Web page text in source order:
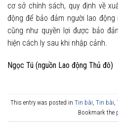
cơ sở chính sách, quy định về
động để bảo đảm người lao
cũng như quyền lợi được bảo
hiện cách ly sau khi nhập cảnh.
Ngọc Tú (nguồn Lao động Thủ đô)
This entry was posted in Tin bài Tin bài
Bookmark the